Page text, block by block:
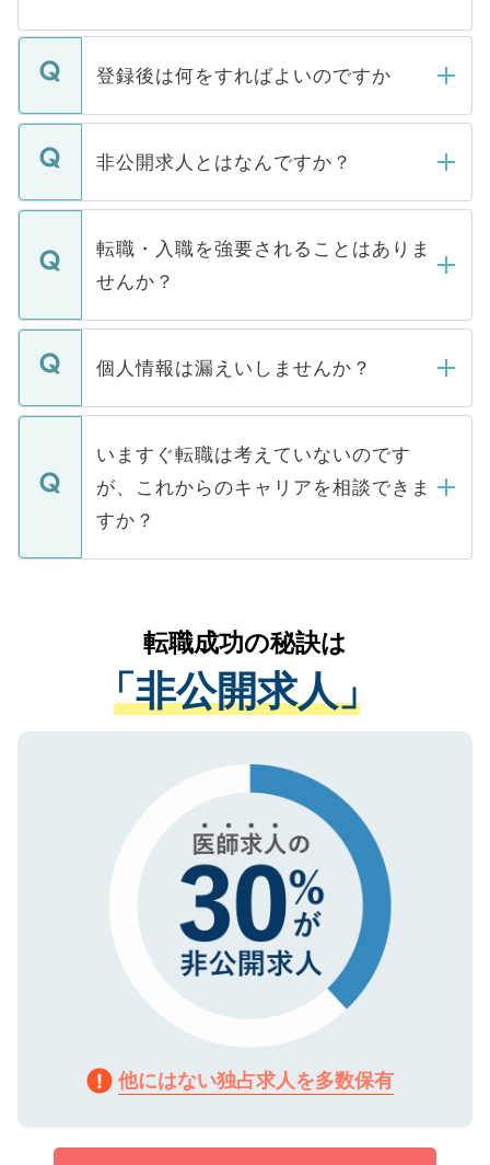
登録後は何をすればよいのですか
ご登録いただきましたら、弊社担当者がご
登録内容を確認し、その後メールもしくは
ます。通常、5営業日以内にはご連絡をせて
いただきますので、しばらくお待ちくださ
い。
非公開求人とはなんですか？
マイナビDOCTORで取り扱っている求人の
うち約3割は、Webサイトからご覧いただ
けない「非公開求人」です。非公開求人は
下記の理由によって、一般には公開してい
ません。
■応募殺到を避けるため 人気のある医療機
関を公にしてしまうと、応募が殺到する場
に、医療機関が求める条件に合った人材の
みを人材紹介会社に依頼するケースが増え
ています。
転職・入職を強要されることはありま
せんか？
転職・入職を強要することは一切ありませ
ん。また、仮に応募先から内定をいただい
定を承諾する必要はありません。内定先へ
の辞退の連絡はキャリアパートナーが行い
ますので、ご安心ください。
個人情報は漏えいしませんか？
個人情報が漏えいすることはありませんの
で、ご安心ください。当サイトからの登録
などで収集したご登録者様の個人情報は、
ご本人のキャリアアップおよび転職活動の
支援を目的に使用いたします。お預かりし
ているすべての個人データはご本人の許可
は、個人情報の取り扱いについての厳密な
管理基準を満たした事業者のみに付与され
る、プライバシーマークを取得済みです。
ご登録いただいた個人情報は、SSL（デー
で、機密保持に関してもご安心ください。
いますぐ転職は考えていないのです
が、これからのキャリアを相談できま
すか？
かがいして、現在の医療機関の状況や紹介
経験をまじえながら、適切なアドバイスを
させていただきます。すぐにご転職をされ
ない方には、長期的なサポートが可能です
ので、まずはご登録ください。
転職成功の秘訣は
「非公開求人」
他にはない独占求人を多数保有